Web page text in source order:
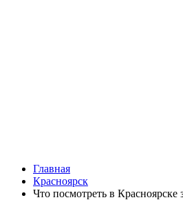
Главная
Красноярск
Что посмотреть в Красноярске